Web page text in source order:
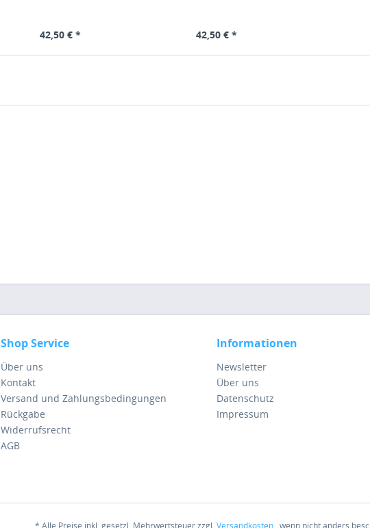
42,50 € * 42,50 € *
Shop Service
Über uns
Kontakt
Versand und Zahlungsbedingungen
Rückgabe
Widerrufsrecht
AGB
Informationen
Newsletter
Über uns
Datenschutz
Impressum